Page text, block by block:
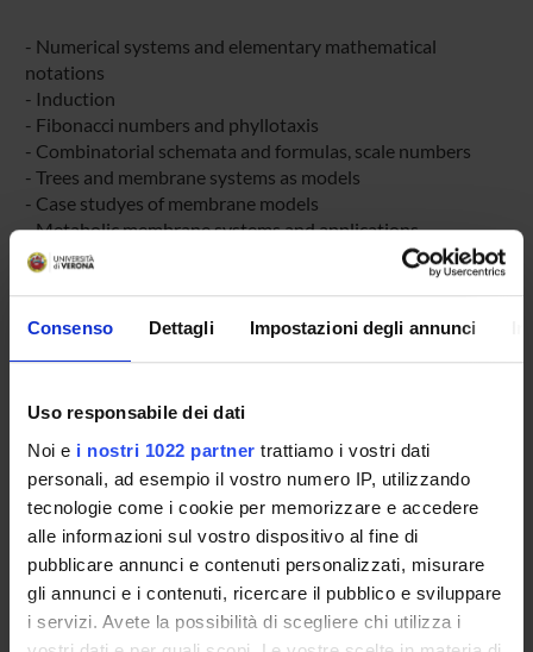
Consenso Dettagli Impostazioni degli annunci
Uso responsabile dei dati
Noi e i nostri 1022 partner trattiamo i vostri dati
personali, ad esempio il vostro numero IP, utilizzando
tecnologie come i cookie per memorizzare e accedere
alle informazioni sul vostro dispositivo al fine di
pubblicare annunci e contenuti personalizzati, misurare
gli annunci e i contenuti, ricercare il pubblico e sviluppare
i servizi. Avete la possibilità di scegliere chi utilizza i
- Numerical systems and elementary mathematical
notations
- Induction
- Fibonacci numbers and phyllotaxis
- Combinatorial schemata and formulas, scale numbers
- Trees and membrane systems as models
- Case studyes of membrane models
- Metabolic membrane systems and applications
- Graphs and biological networks, by using cytoscape
- Strings and nucleotides sequences
aggregation
- Structure and representation of DNA
- DNA computing, Adleman experiment
- Cross Pairing PCR: XPCR
- DNA extraction by XPCR
- DNA recombination by XPCR
- DNA mutagenesis by XPCR
ASSESSMENT METHODS AND CRITERIA